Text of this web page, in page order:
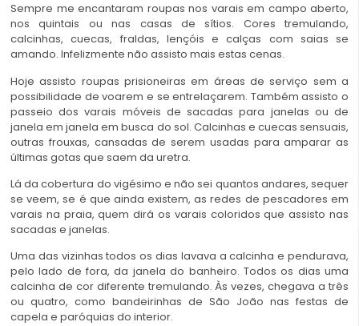
Sempre me encantaram roupas nos varais em campo aberto,
nos quintais ou nas casas de sítios. Cores tremulando,
calcinhas, cuecas, fraldas, lençóis e calças com saias se
amando. Infelizmente não assisto mais estas cenas.
Hoje assisto roupas prisioneiras em áreas de serviço sem a
possibilidade de voarem e se entrelaçarem. Também assisto o
passeio dos varais móveis de sacadas para janelas ou de
janela em janela em busca do sol. Calcinhas e cuecas sensuais,
outras frouxas, cansadas de serem usadas para amparar as
últimas gotas que saem da uretra.
Lá da cobertura do vigésimo e não sei quantos andares, sequer
se veem, se é que ainda existem, as redes de pescadores em
varais na praia, quem dirá os varais coloridos que assisto nas
sacadas e janelas.
Uma das vizinhas todos os dias lavava a calcinha e pendurava,
pelo lado de fora, da janela do banheiro. Todos os dias uma
calcinha de cor diferente tremulando. Às vezes, chegava a três
ou quatro, como bandeirinhas de São João nas festas de
capela e paróquias do interior.